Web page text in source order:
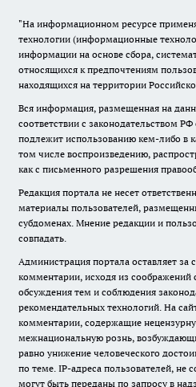
"На информационном ресурсе
технологии (информационные
информации на основе сбора,
относящихся к предпочтениям
находящихся на территории
Вся информация, размещенная на
соответствии с законодательством
подлежит использованию кем-либо в
том числе воспроизведению,
как с письменного разрешения
Редакция портала не несет
материалы пользователей,
субдоменах. Мнение редакции и
совпадать.
Администрация портала оставляет за
комментарии, исходя из соображений
обсуждения тем и соблюдения
рекомендательных технологий. На
комментарии, содержащие
межнациональную рознь,
равно унижение человеческого
по теме. IP-адреса пользователей, не
могут быть переданы по запросу в